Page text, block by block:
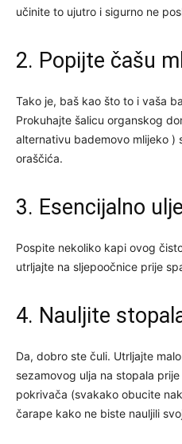
učinite to ujutro i sigurno ne
2. Popijte čašu
Tako je, baš kao što to i vaša
Prokuhajte šalicu organskog
alternativu bademovo mlijeko )
oraščića.
3. Esencijalno
Pospite nekoliko kapi ovog
utrljajte na sljepoočnice prije
4. Nauljite
Da, dobro ste čuli. Utrljajte
sezamovog ulja na stopala
pokrivača (svakako obucite
čarape kako ne biste nauljili